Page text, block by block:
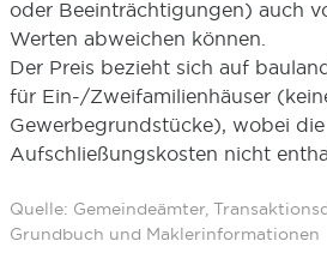
oder Beeinträchtigungen) auch
Werten abweichen können.
Der Preis bezieht sich auf
für Ein-/Zweifamilienhäuser
Gewerbegrundstücke), wobei die
Aufschließungskosten nicht
Quelle: Gemeindeämter,
Grundbuch und Maklerinformationen